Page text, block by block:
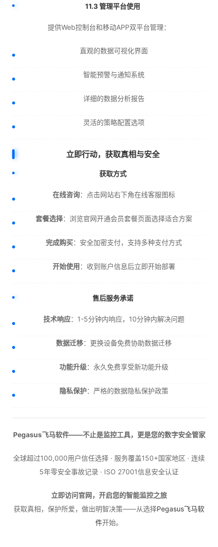
11.3 管理平台使用
提供Web控制台和移动APP双平台管理：
直观的数据可视化界面
智能预警与通知系统
详细的数据分析报告
灵活的策略配置选项
立即行动，获取真相与安全
获取方式
在线咨询：点击网站右下角在线客服图标
套餐选择：浏览官网开通会员套餐页面选择适合方案
完成购买：安全加密支付，支持多种支付方式
开始使用：收到账户信息后立即开始部署
售后服务承诺
技术响应：1-5分钟内响应，10分钟内解决问题
数据迁移：更换设备免费协助数据迁移
功能升级：永久免费享受新功能升级
隐私保护：严格的数据隐私保护政策
Pegasus飞马软件——不止是监控工具，更是您的数字安全管家
全球超过100,000用户信任选择 · 服务覆盖150+国家地区 · 连续
5年零安全事故记录 · ISO 27001信息安全认证
立即访问官网，开启您的智能监控之旅
获取真相，保护所爱，做出明智决策——从选择Pegasus飞马软
件开始。